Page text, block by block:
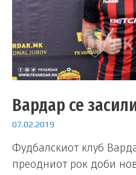
Вардар се
07.02.2019
Фудбалскиот клуб
преодниот рок доби